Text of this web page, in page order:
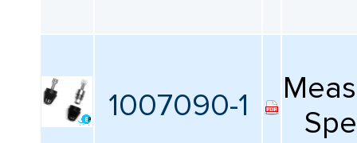
Чувствительность
Все
1007090-1